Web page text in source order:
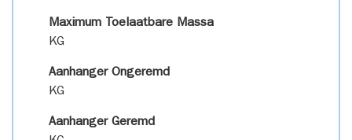
Maximum Toelaatbare Massa
KG
Aanhanger Ongeremd
KG
Aanhanger Geremd